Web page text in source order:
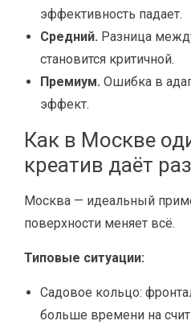
эффективность падает.
Средний. Разница
становится критичной.
Премиум. Ошибка в
эффект.
Как в Москве
креатив даёт
Москва — идеальный
поверхности меняет всё.
Типовые ситуации:
Садовое кольцо:
больше времени на